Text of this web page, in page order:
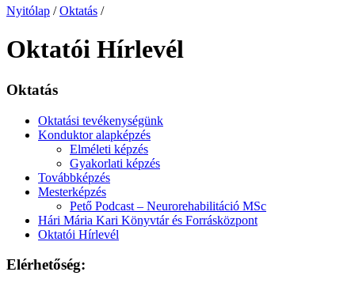
Nyitólap / Oktatás /
Oktatói Hírlevél
Oktatás
Oktatási tevékenységünk
Konduktor alapképzés
Elméleti képzés
Gyakorlati képzés
Továbbképzés
Mesterképzés
Pető Podcast – Neurorehabilitáció MSc
Hári Mária Kari Könyvtár és Forrásközpont
Oktatói Hírlevél
Elérhetőség: